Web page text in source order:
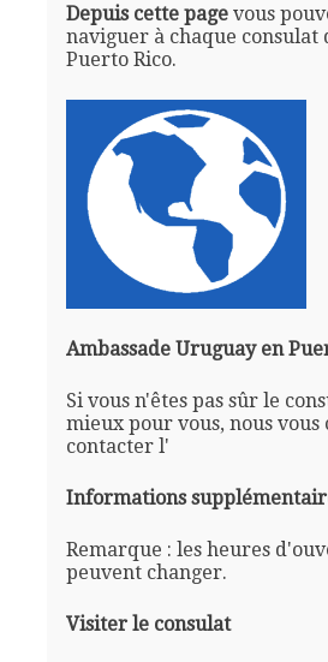
Depuis cette pagevous
naviguer à chaque consulat
Puerto Rico.
Ambassade Uruguay en
Si vous n'êtes pas sûr le
mieux pour vous, nous vous
contacter l'
Informations
Remarque : les heures
peuvent changer.
Visiter le consulat